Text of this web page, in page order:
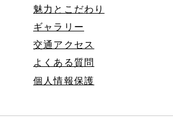
魅力とこだわり
ギャラリー
交通アクセス
よくある質問
個人情報保護